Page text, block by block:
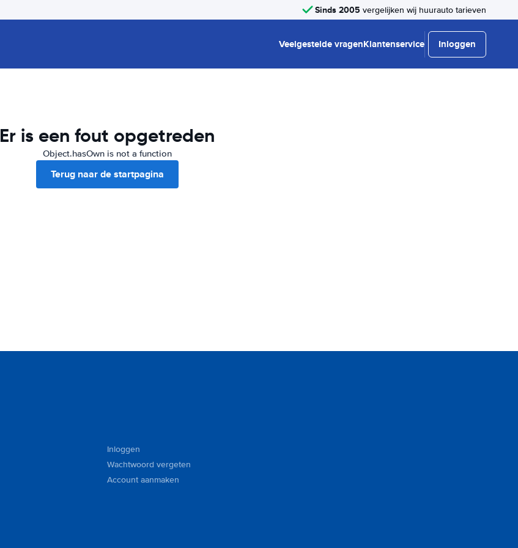
Sinds 2005 vergelijken wij huurauto tarieven
Veelgestelde vragenKlantenservice Inloggen
Er is een fout opgetreden
Object.hasOwn is not a function
Terug naar de startpagina
Inloggen
Wachtwoord vergeten
Account aanmaken